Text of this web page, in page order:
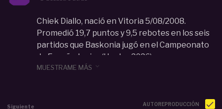
Chiek Diallo, nació en Vitoria 5/08/2008.
Promedió 19,7 puntos y 9,5 rebotes en los seis
partidos que Baskonia jugó en el Campeonato
de España Junior (Huelva 2026).
Imágenes producidas por la plataforma
VÍDEOS de Partidos en Directo y diferido.
MUESTRAME MÁS 
Siguiente AUTOREPRODUCCIÓN